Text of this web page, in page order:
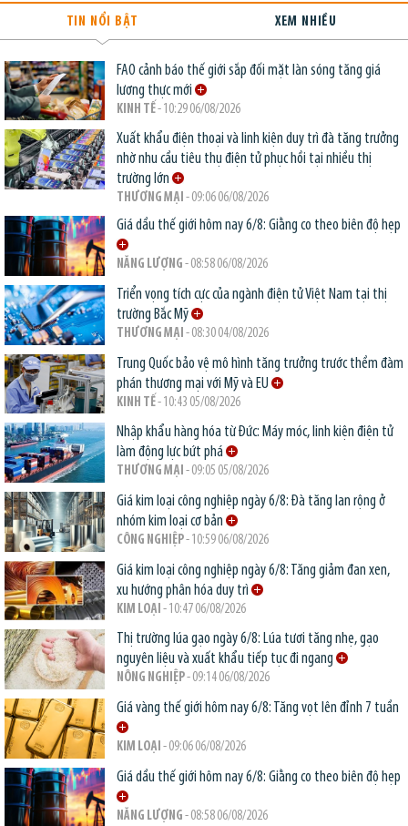
TIN NỔI BẬT XEM NHIỀU
FAO cảnh báo thế giới sắp đối mặt làn sóng tăng giá
lương thực mới
KINH TẾ- 10:29 06/08/2026
Xuất khẩu điện thoại và linh kiện duy trì đà tăng trưởng
nhờ nhu cầu tiêu thụ điện tử phục hồi tại nhiều thị
trường lớn
THƯƠNG MẠI - 09:06 06/08/2026
Giá dầu thế giới hôm nay 6/8: Giằng co theo biên độ hẹp
NĂNG LƯỢNG - 08:58 06/08/2026
Triển vọng tích cực của ngành điện tử Việt Nam tại thị
trường Bắc Mỹ
THƯƠNG MẠI - 08:30 04/08/2026
Trung Quốc bảo vệ mô hình tăng trưởng trước thềm đàm
phán thương mại với Mỹ và EU
KINH TẾ- 10:43 05/08/2026
Nhập khẩu hàng hóa từ Đức: Máy móc, linh kiện điện tử
làm động lực bứt phá
THƯƠNG MẠI - 09:05 05/08/2026
Giá kim loại công nghiệp ngày 6/8: Đà tăng lan rộng ở
nhóm kim loại cơ bản
CÔNG NGHIỆP- 10:59 06/08/2026
Giá kim loại công nghiệp ngày 6/8: Tăng giảm đan xen,
xu hướng phân hóa duy trì
KIM LOẠI - 10:47 06/08/2026
Thị trường lúa gạo ngày 6/8: Lúa tươi tăng nhẹ, gạo
nguyên liệu và xuất khẩu tiếp tục đi ngang
NÔNG NGHIỆP- 09:14 06/08/2026
Giá vàng thế giới hôm nay 6/8: Tăng vọt lên đỉnh 7 tuần
KIM LOẠI - 09:06 06/08/2026
Giá dầu thế giới hôm nay 6/8: Giằng co theo biên độ hẹp
NĂNG LƯỢNG - 08:58 06/08/2026